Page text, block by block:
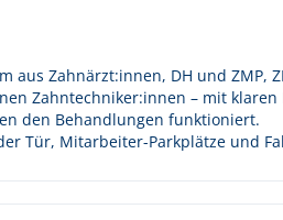
aus Zahnärzt:innen, DH und ZMP,
Zahntechniker:innen – mit
den Behandlungen funktioniert.
Tür, Mitarbeiter-Parkplätze und